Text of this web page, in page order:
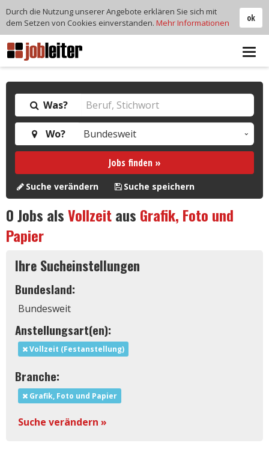
Was?
Wo?
Jobs finden »
Suche verändern Suche speichern
0Jobs alsVollzeitaus Grafik, Foto und
Papier
Ihre Sucheinstellungen
Bundesland:
Bundesweit
Anstellungsart(en):
Vollzeit (Festanstellung)
Branche:
Grafik, Foto und Papier
Suche verändern »
ok
Durch die Nutzung unserer Angebote erklären Sie sich mit
dem Setzen von Cookies einverstanden. Mehr Informationen